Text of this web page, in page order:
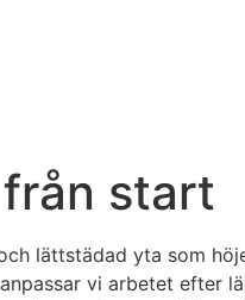
start
lättstädad yta som
vi arbetet efter